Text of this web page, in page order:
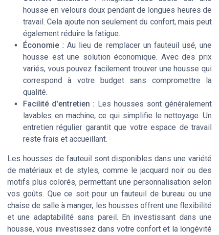
housse en velours doux pendant de longues heures de
travail. Cela ajoute non seulement du confort, mais peut
également réduire la fatigue.
Économie : Au lieu de remplacer un fauteuil usé, une
housse est une solution économique. Avec des prix
variés, vous pouvez facilement trouver une housse qui
correspond à votre budget sans compromettre la
qualité.
Facilité d'entretien : Les housses sont généralement
lavables en machine, ce qui simplifie le nettoyage. Un
entretien régulier garantit que votre espace de travail
reste frais et accueillant.
Les housses de fauteuil sont disponibles dans une variété
de matériaux et de styles, comme le jacquard noir ou des
motifs plus colorés, permettant une personnalisation selon
vos goûts. Que ce soit pour un fauteuil de bureau ou une
chaise de salle à manger, les housses offrent une flexibilité
et une adaptabilité sans pareil. En investissant dans une
housse, vous investissez dans votre confort et la longévité